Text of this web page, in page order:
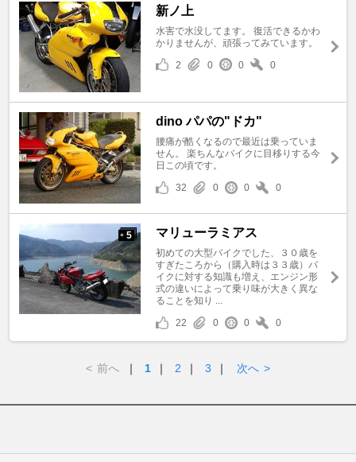
新ノ上
水害で水没してます。 復活できるかわ
かりませんが、頑張ってみています。
2
0 0 0
dino パパの"ドカ"
腰痛が酷くなるので最近は乗っていま
せん。 楽ちんなバイクに目移りする今
日この頃です。
32
0 0 0
+ 5 マリューラミアス
初めての大型バイクでした、３０歳を
すぎたころから（購入時は３３歳）バ
イクに対する知識も増え、エンジン形
式の違いによって乗り味が大きく異な
ることを知り ...
22
0 0 0
< 前へ ｜ 1 ｜ 2 ｜ 3 ｜ 次へ >